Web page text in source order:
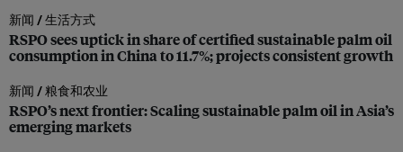
新闻 /生活方式
RSPO sees uptick in share of certified sustainable palm oil
consumption in China to 11.7%; projects consistent growth
新闻 /粮食和农业
RSPO’s next frontier: Scaling sustainable palm oil in Asia’s
emerging markets